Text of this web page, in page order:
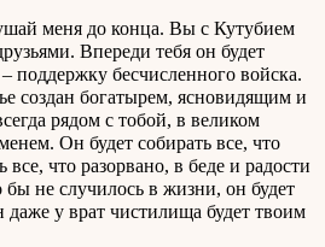
меня до конца. Вы с Кутубием
Впереди тебя он будет
поддержку бесчисленного войска.
создан богатырем, ясновидящим и
рядом с тобой, в великом
Он будет собирать все, что
все, что разорвано, в беде и радости
бы не случилось в жизни, он будет
у врат чистилища будет твоим